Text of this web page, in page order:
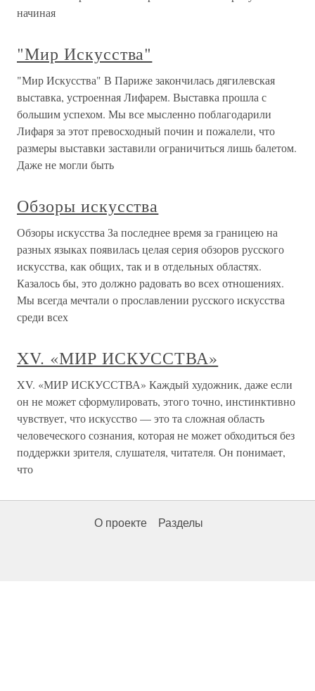
начиная
"Мир Искусства"
"Мир Искусства" В Париже закончилась дягилевская
выставка, устроенная Лифарем. Выставка прошла с
большим успехом. Мы все мысленно поблагодарили
Лифаря за этот превосходный почин и пожалели, что
размеры выставки заставили ограничиться лишь балетом.
Даже не могли быть
Обзоры искусства
Обзоры искусства За последнее время за границею на
разных языках появилась целая серия обзоров русского
искусства, как общих, так и в отдельных областях.
Казалось бы, это должно радовать во всех отношениях.
Мы всегда мечтали о прославлении русского искусства
среди всех
XV. «МИР ИСКУССТВА»
XV. «МИР ИСКУССТВА» Каждый художник, даже если
он не может сформулировать, этого точно, инстинктивно
чувствует, что искусство — это та сложная область
человеческого сознания, которая не может обходиться без
поддержки зрителя, слушателя, читателя. Он понимает,
что
О проекте Разделы